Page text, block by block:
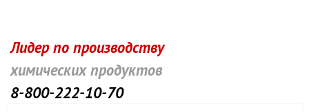
Лидер по производству
химических продуктов
8-800-222-10-70